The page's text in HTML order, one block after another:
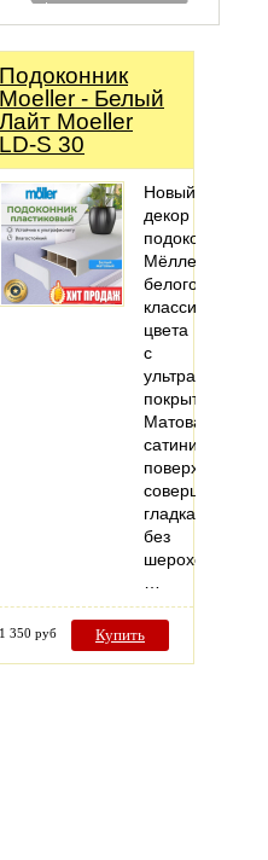
Подоконник
Moeller - Белый
Лайт Moeller
LD-S 30
Новый
декор
подоконников
Мёллер
белого
классического
цвета
с
ультраматовым
покрытием.
Матовая
поверхность
совершенно
гладкая
без
1 350 руб Купить